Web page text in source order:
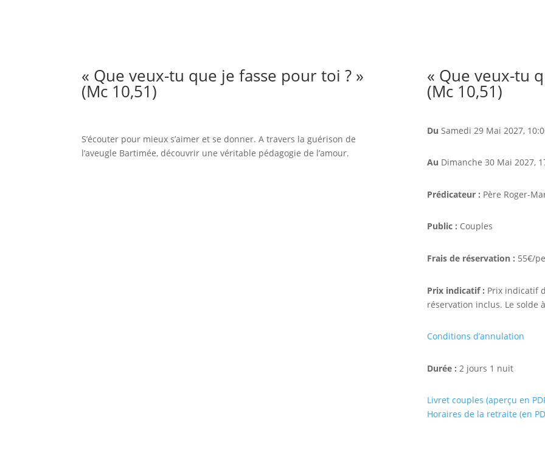
« Que veux-tu que je fasse pour toi ? »
(Mc 10,51)
S’écouter pour mieux s’aimer et se donner. A travers la guérison de
l’aveugle Bartimée, découvrir une véritable pédagogie de l’amour.
« Que veux-tu
(Mc 10,51)
Du Samedi 29 Mai 2027,
Au Dimanche 30 Mai 2027,
Prédicateur : Père Roger-
Public : Couples
Frais de réservation : 55€/
Prix indicatif : Prix indicatif
réservation inclus. Le solde
Conditions d’annulation
Durée : 2 jours 1 nuit
Livret couples (aperçu en
Horaires de la retraite (en